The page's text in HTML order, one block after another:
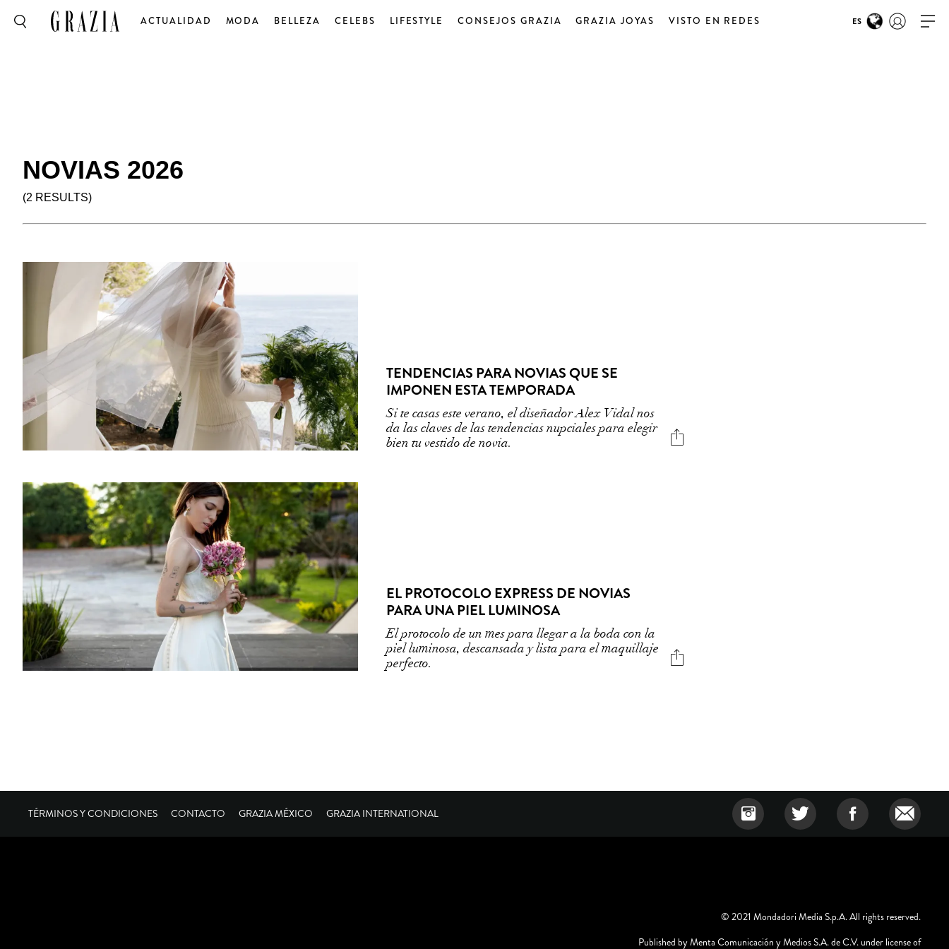
ACTUALIDAD MODA BELLEZA CELEBS LIFESTYLE CONSEJOS GRAZIA GRAZIA JOYAS VISTO EN REDES ES
NOVIAS 2026
(2 RESULTS)
TENDENCIAS PARA NOVIAS QUE SE
IMPONEN ESTA TEMPORADA
Si te casas este verano, el diseñador Alex Vidal nos
da las claves de las tendencias nupciales para elegir
bien tu vestido de novia.
EL PROTOCOLO EXPRESS DE NOVIAS
PARA UNA PIEL LUMINOSA
El protocolo de un mes para llegar a la boda con la
piel luminosa, descansada y lista para el maquillaje
perfecto.
TÉRMINOS Y CONDICIONES CONTACTO GRAZIA MÉXICO GRAZIA INTERNATIONAL
© 2021 Mondadori Media S.p.A. All rights reserved.
Published by Menta Comunicación y Medios S.A. de C.V. under license of